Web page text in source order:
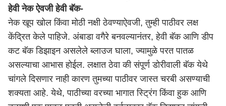
हेवी नेक ऐवजी हेवी बॅक-
नेक खूप खोल किंवा मोठी नक्षी ठेवण्याऐवजी, तुम्ही पाठीवर लक्ष
केंद्रित केले पाहिजे. अंबाडा वगैरे बनवल्यानंतर, हेवी बॅक आणि डीप
कट बॅक डिझाइन असलेले ब्लाउज घाला, ज्यामुळे परत पातळ
असल्याचा आभास होईल. लक्षात ठेवा की संपूर्ण डोरीवाली बॅक येथे
चांगले दिसणार नाही कारण तुमच्या पाठीवर जास्त चरबी असण्याची
शक्यता आहे. येथे, पाठीच्या वरच्या भागात स्ट्रिंग किंवा हुक आणि